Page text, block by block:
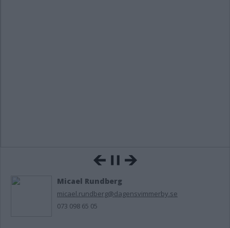
Micael Rundberg
micael.rundberg@dagensvimmerby.se
073 098 65 05